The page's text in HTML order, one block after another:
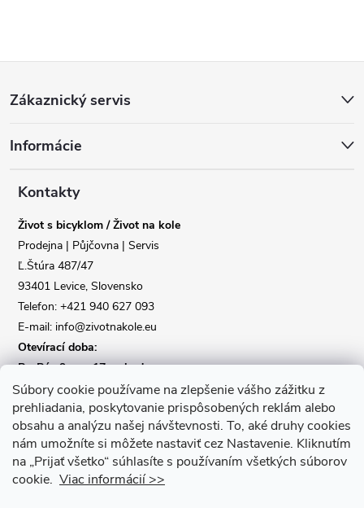
Súbory cookie používame na zlepšenie vášho zážitku z
prehliadania, poskytovanie prispôsobených reklám alebo
obsahu a analýzu našej návštevnosti. To, aké druhy cookies
nám umožníte si môžete nastaviť cez Nastavenie. Kliknutím
na „Prijať všetko“ súhlasíte s používaním všetkých súborov
cookie. Viac informácií >>
p
Zákaznický servis
Informácie
Kontakty
Život s bicyklom / Život na kole
Prodejna | Půjčovna | Servis
Ľ.Štúra 487/47
93401 Levice, Slovensko
Telefon: +421 940 627 093
E-mail: info@zivotnakole.eu
Otevírací doba:
Po-Pá : 9,oo - 17,oo hod
So : 9,oo - 12,oo | Ne : Zavřeno
Kontaktní formulář